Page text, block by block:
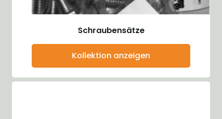
Schraubensätze
Kollektion anzeigen